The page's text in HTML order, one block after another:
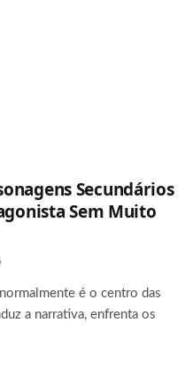
Secundários
Sem Muito
é o centro das
a narrativa, enfrenta os